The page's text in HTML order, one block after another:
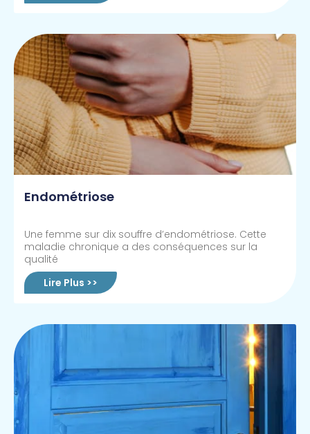
Endométriose
Une femme sur dix souffre d’endométriose. Cette
maladie chronique a des conséquences sur la
qualité
Lire Plus >>